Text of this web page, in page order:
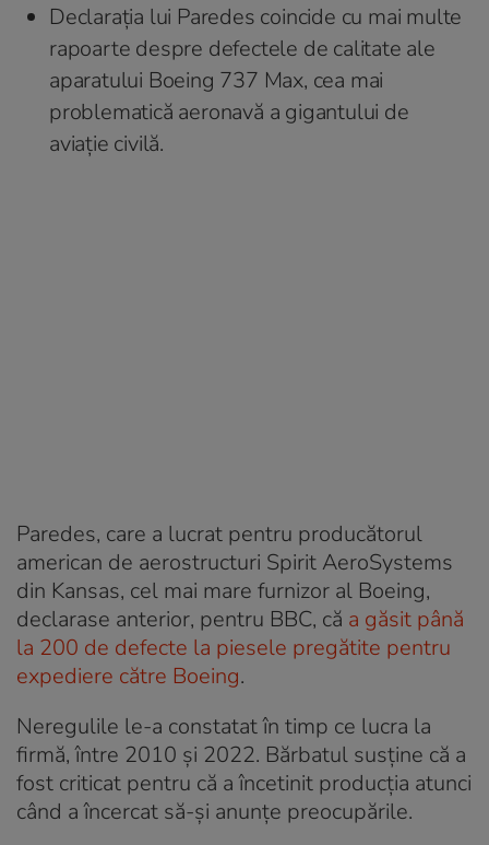
Declarația lui Paredes coincide cu mai multe
rapoarte despre defectele de calitate ale
aparatului Boeing 737 Max, cea mai
problematică aeronavă a gigantului de
aviație civilă.
Paredes, care a lucrat pentru producătorul
american de aerostructuri Spirit AeroSystems
din Kansas, cel mai mare furnizor al Boeing,
declarase anterior, pentru BBC, că a găsit până
la 200 de defecte la piesele pregătite pentru
expediere către Boeing.
Neregulile le-a constatat în timp ce lucra la
firmă, între 2010 și 2022. Bărbatul susține că a
fost criticat pentru că a încetinit producția atunci
când a încercat să-și anunțe preocupările.